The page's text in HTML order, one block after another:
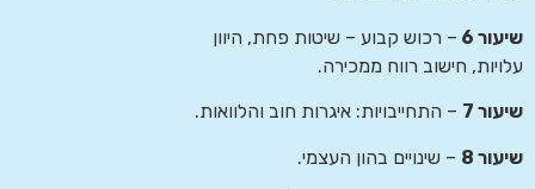
שיעור 6
– רכוש קבוע – שיטות פחת, היוון
עלויות, חישוב רווח ממכירה.
שיעור 7 – התחייבויות: איגרות חוב והלוואות.
שיעור 8 – שינויים בהון העצמי.